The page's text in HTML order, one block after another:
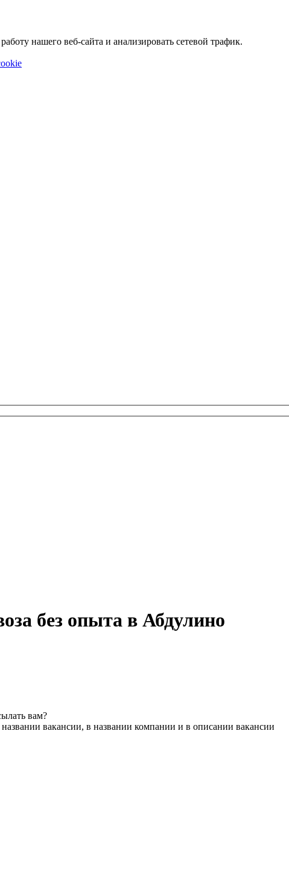
нашего веб-сайта и анализировать сетевой трафик.
без опыта в Абдулино
вам?
вакансии, в названии компании и в описании вакансии